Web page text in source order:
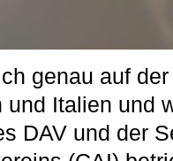
genau auf
Italien und
DAV und der